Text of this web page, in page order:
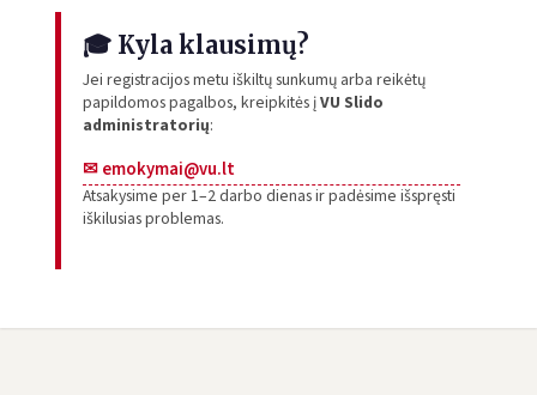
🎓 Kyla klausimų?
Jei registracijos metu iškiltų sunkumų arba reikėtų
papildomos pagalbos, kreipkitės įVU Slido
administratorių:
✉ emokymai@vu.lt
Atsakysime per 1–2 darbo dienas ir padėsime išspręsti
iškilusias problemas.